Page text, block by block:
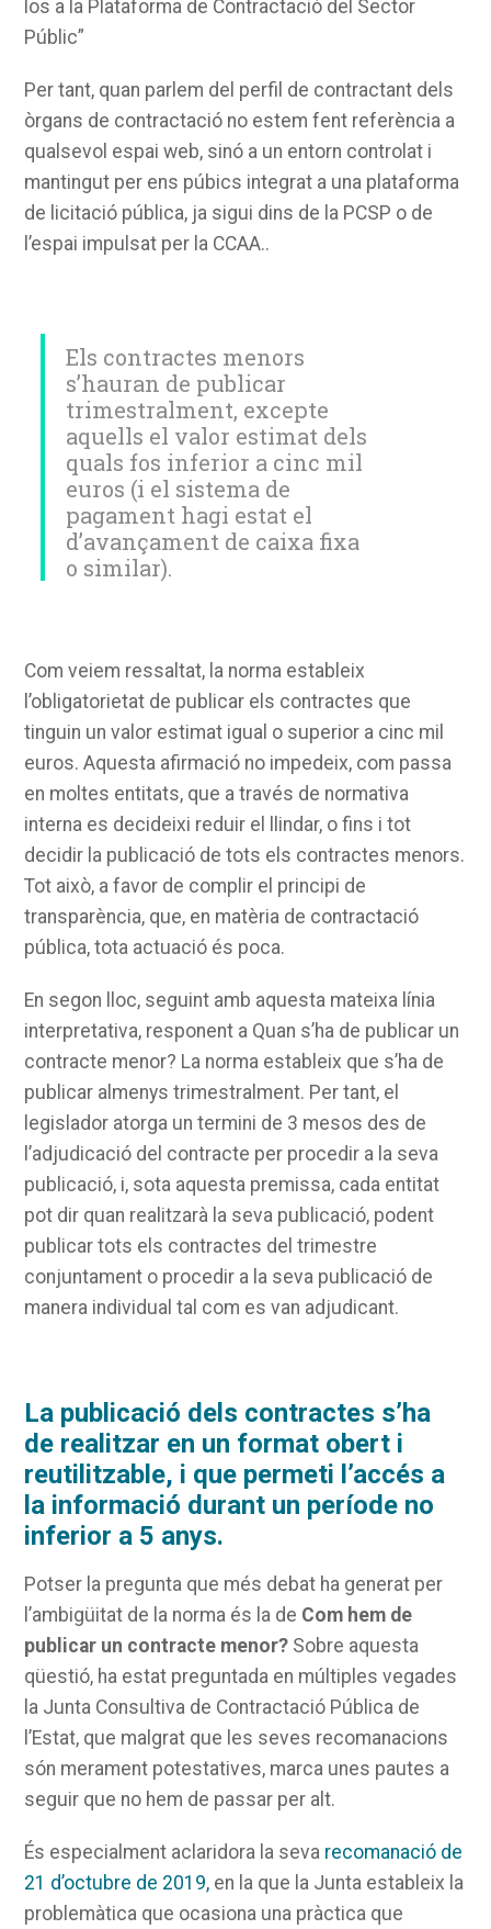
los a la Plataforma de Contractació del Sector
Públic”
Per tant, quan parlem del perfil de contractant dels
òrgans de contractació no estem fent referència a
qualsevol espai web, sinó a un entorn controlat i
mantingut per ens púbics integrat a una plataforma
de licitació pública, ja sigui dins de la PCSP o de
l’espai impulsat per la CCAA..
Els contractes menors
s’hauran de publicar
trimestralment, excepte
aquells el valor estimat dels
quals fos inferior a cinc mil
euros (i el sistema de
pagament hagi estat el
d’avançament de caixa fixa
o similar).
Com veiem ressaltat, la norma estableix
l’obligatorietat de publicar els contractes que
tinguin un valor estimat igual o superior a cinc mil
euros. Aquesta afirmació no impedeix, com passa
en moltes entitats, que a través de normativa
interna es decideixi reduir el llindar, o fins i tot
decidir la publicació de tots els contractes menors.
Tot això, a favor de complir el principi de
transparència, que, en matèria de contractació
pública, tota actuació és poca.
En segon lloc, seguint amb aquesta mateixa línia
interpretativa, responent a Quan s’ha de publicar un
contracte menor? La norma estableix que s’ha de
publicar almenys trimestralment. Per tant, el
legislador atorga un termini de 3 mesos des de
l’adjudicació del contracte per procedir a la seva
publicació, i, sota aquesta premissa, cada entitat
pot dir quan realitzarà la seva publicació, podent
publicar tots els contractes del trimestre
conjuntament o procedir a la seva publicació de
manera individual tal com es van adjudicant.
La publicació dels contractes s’ha
de realitzar en un format obert i
reutilitzable, i que permeti l’accés a
la informació durant un període no
inferior a 5 anys.
Potser la pregunta que més debat ha generat per
l’ambigüitat de la norma és la de Com hem de
publicar un contracte menor? Sobre aquesta
qüestió, ha estat preguntada en múltiples vegades
la Junta Consultiva de Contractació Pública de
l’Estat, que malgrat que les seves recomanacions
són merament potestatives, marca unes pautes a
seguir que no hem de passar per alt.
És especialment aclaridora la seva recomanació de
21 d’octubre de 2019, en la que la Junta estableix la
problemàtica que ocasiona una pràctica que